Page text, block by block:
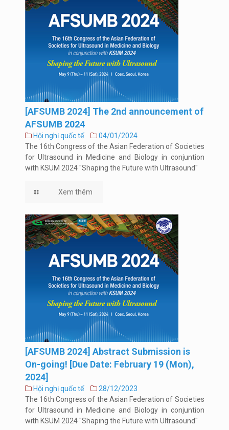
[AFSUMB 2024] The 2nd announcement of
AFSUMB 2024
Hội nghị quốc tế
04/01/2024
The 16th Congress of the Asian Federation of Societies
for Ultrasound in Medicine and Biology in conjuntion
with KSUM 2024 "Shaping the Future with Ultrasound"
Xem thêm
[AFSUMB 2024] Abstract Submission is
On-going! [Due Date: February 19 (Mon),
2024]
Hội nghị quốc tế
28/12/2023
The 16th Congress of the Asian Federation of Societies
for Ultrasound in Medicine and Biology in conjuntion
with KSUM 2024 "Shaping the Future with Ultrasound"